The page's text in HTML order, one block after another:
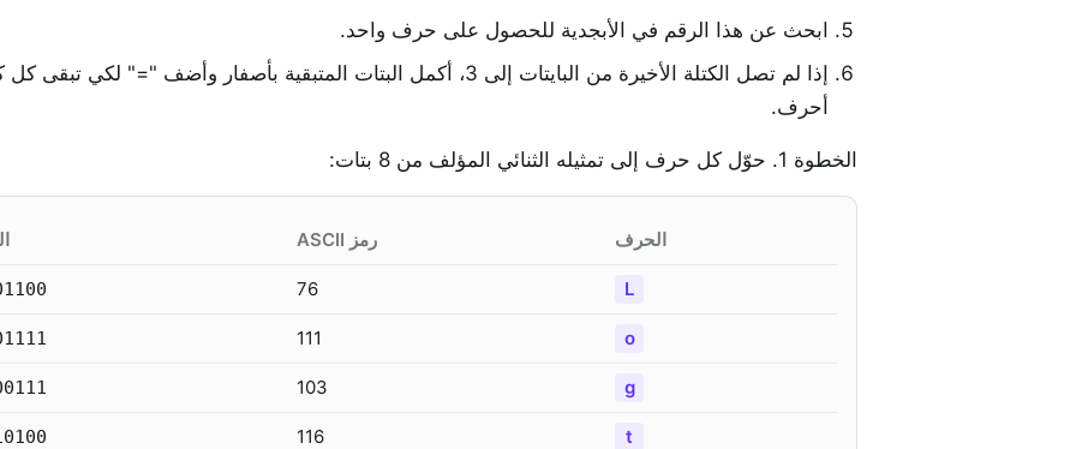
ابحث عن هذا الرقم في الأبجدية للحصول على حرف واحد.
أحرف.
الخطوة 1. حوّل كل حرف إلى تمثيله الثنائي المؤلف من 8 بتات:
الحرف رمز ASCII
L
76
o
111
g
103
t
116